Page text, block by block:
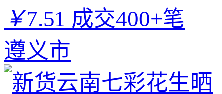
￥7.51 成交400+笔
遵义市